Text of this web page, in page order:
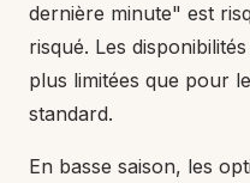
dernière minute" est
risqué. Les
plus limitées que pour
standard.
En basse saison, les